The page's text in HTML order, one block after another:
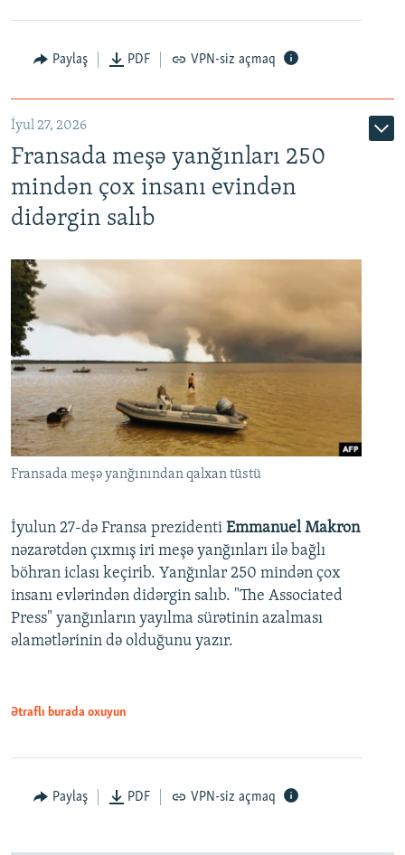
Paylaş PDF VPN-siz açmaq
İyul 27, 2026
Fransada meşə yanğınları 250
mindən çox insanı evindən
didərgin salıb
Fransada meşə yanğınından qalxan tüstü
İyulun 27-də Fransa prezidenti Emmanuel Makron
nəzarətdən çıxmış iri meşə yanğınları ilə bağlı
böhran iclası keçirib. Yanğınlar 250 mindən çox
insanı evlərindən didərgin salıb. "The Associated
Press" yanğınların yayılma sürətinin azalması
əlamətlərinin də olduğunu yazır.
Ətraflı burada oxuyun
Paylaş PDF VPN-siz açmaq